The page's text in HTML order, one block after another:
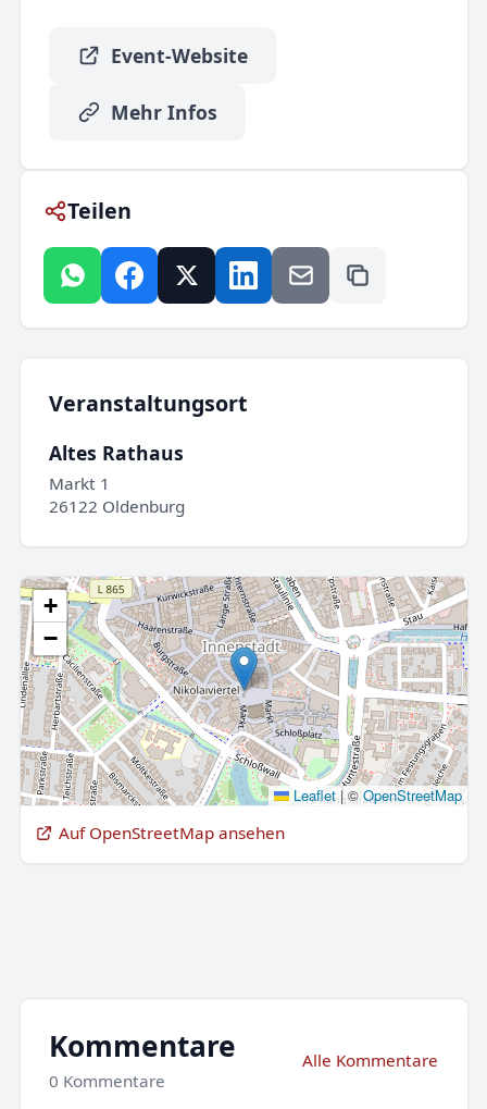
Event-Website
Mehr Infos
Teilen
Veranstaltungsort
Altes Rathaus
Markt 1
26122 Oldenburg
+
−
Leaflet |©OpenStreetMap
Auf OpenStreetMap ansehen
Kommentare
0 Kommentare
Alle Kommentare